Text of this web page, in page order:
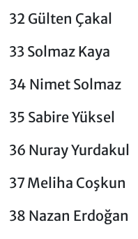
32 Gülten Çakal
33 Solmaz Kaya
34 Nimet Solmaz
35 Sabire Yüksel
36 Nuray Yurdakul
37 Meliha Coşkun
38 Nazan Erdoğan